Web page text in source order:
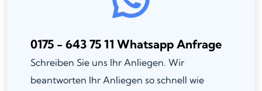
0175 - 643 75 11 Whatsapp Anfrage
Schreiben Sie uns Ihr Anliegen. Wir
beantworten Ihr Anliegen so schnell wie